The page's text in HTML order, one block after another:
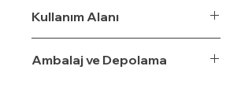
uyumludur.
Çok hızlı ve pratik uygulanabilir.
Hafiftir, binaya yük getirmez.
Kullanım Alanı
Ambalaj ve Depolama